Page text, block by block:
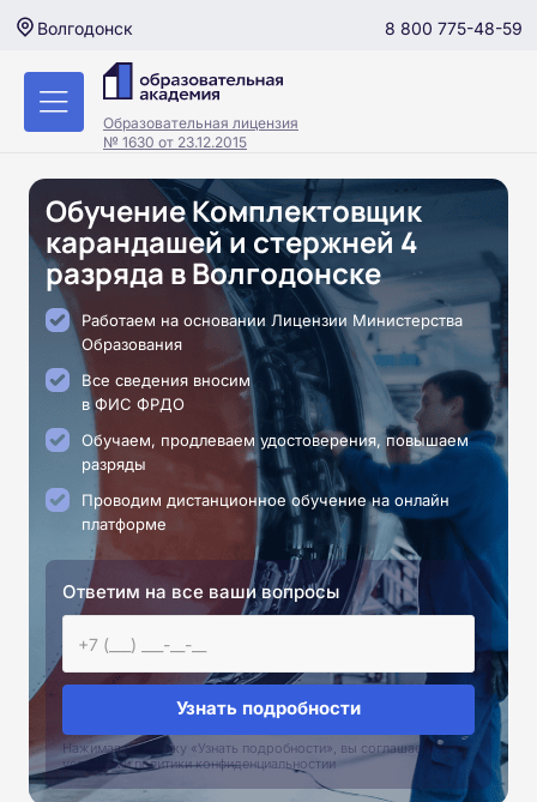
Волгодонск 8 800 775-48-59
Образовательная лицензия
№ 1630 от 23.12.2015
Обучение Комплектовщик
карандашей и стержней 4
разряда в Волгодонске
Работаем на основании Лицензии Министерства
Образования
Все сведения вносим
в ФИС ФРДО
Обучаем, продлеваем удостоверения, повышаем
разряды
Проводим дистанционное обучение на онлайн
платформе
Ответим на все ваши вопросы
Узнать подробности
Нажимая на кнопку «Узнать подробности», вы соглашаетесь с
условиями политики конфиденциальностии